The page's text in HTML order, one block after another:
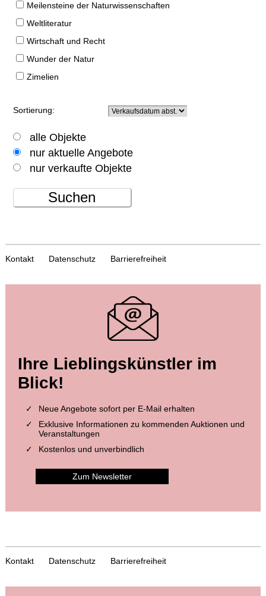
Meilensteine der Naturwissenschaften
Weltliteratur
Wirtschaft und Recht
Wunder der Natur
Zimelien
Sortierung:
alle Objekte
nur aktuelle Angebote
nur verkaufte Objekte
Suchen
Kontakt Datenschutz Barrierefreiheit
Ihre Lieblingskünstler im
Blick!
Neue Angebote sofort per E-Mail erhalten
Exklusive Informationen zu kommenden Auktionen und
Veranstaltungen
Kostenlos und unverbindlich
Zum Newsletter
Kontakt Datenschutz Barrierefreiheit